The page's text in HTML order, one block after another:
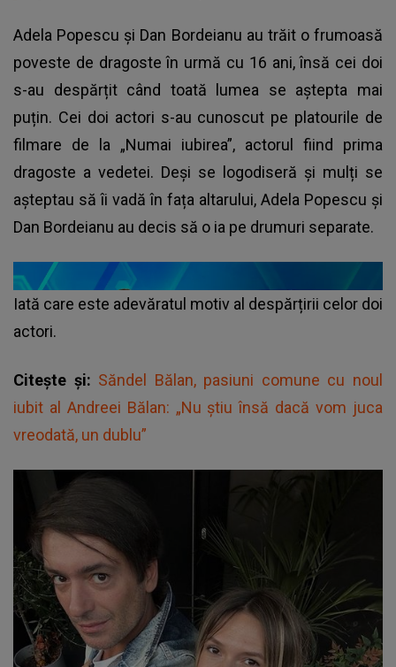
Adela Popescu și Dan Bordeianu au trăit o frumoasă
poveste de dragoste în urmă cu 16 ani, însă cei doi
s-au despărțit când toată lumea se aștepta mai
puțin. Cei doi actori s-au cunoscut pe platourile de
filmare de la „Numai iubirea”, actorul fiind prima
dragoste a vedetei. Deși se logodiseră și mulți se
așteptau să îi vadă în fața altarului, Adela Popescu și
Dan Bordeianu au decis să o ia pe drumuri separate.
Iată care este adevăratul motiv al despărțirii celor doi
actori.
Citește și: Săndel Bălan, pasiuni comune cu noul
iubit al Andreei Bălan: „Nu știu însă dacă vom juca
vreodată, un dublu”